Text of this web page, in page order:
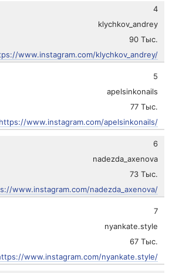
4
klychkov_andrey
90 Тыс.
www.instagram.com/klychkov_andrey/
5
apelsinkonails
77 Тыс.
https://www.instagram.com/apelsinkonails/
6
nadezda_axenova
73 Тыс.
www.instagram.com/nadezda_axenova/
7
nyankate.style
67 Тыс.
www.instagram.com/nyankate.style/